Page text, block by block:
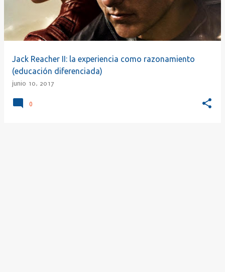
a
Jack Reacher II: la experiencia como razonamiento
(educación diferenciada)
junio 10, 2017
0